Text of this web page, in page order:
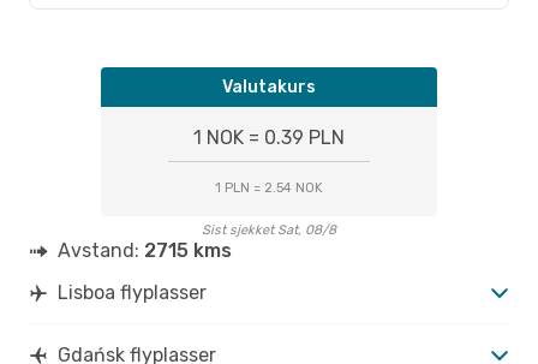
Valutakurs
1 NOK = 0.39 PLN
1 PLN = 2.54 NOK
Sist sjekket Sat, 08/8
Avstand: 2715 kms
Lisboa flyplasser
Gdańsk flyplasser